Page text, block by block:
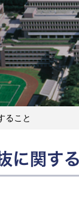
ること
に関す